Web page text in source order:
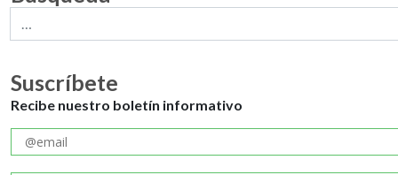
Suscríbete
Recibe nuestro boletín informativo